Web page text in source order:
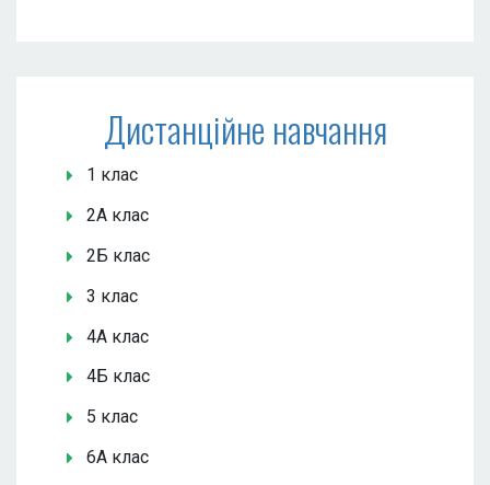
Дистанційне навчання
1 клас
2А клас
2Б клас
3 клас
4А клас
4Б клас
5 клас
6А клас